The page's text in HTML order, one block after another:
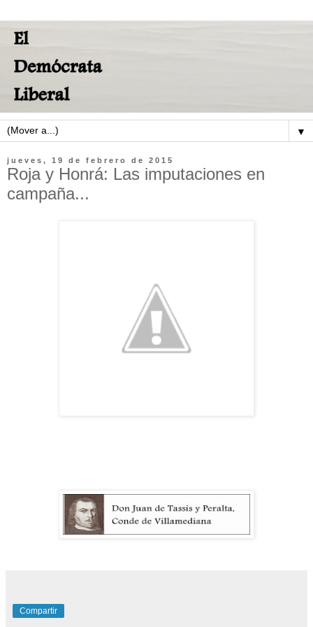
▼
jueves, 19 de febrero de 2015
Roja y Honrá: Las imputaciones en
campaña...
Compartir